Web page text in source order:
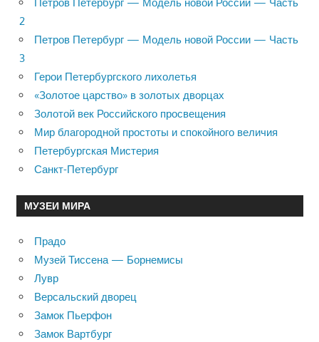
2
Петров Петербург — Модель новой России — Часть
3
Герои Петербургского лихолетья
«Золотое царство» в золотых дворцах
Золотой век Российского просвещения
Мир благородной простоты и спокойного величия
Петербургская Мистерия
Санкт-Петербург
МУЗЕИ МИРА
Прадо
Музей Тиссена — Борнемисы
Лувр
Версальский дворец
Замок Пьерфон
Замок Вартбург